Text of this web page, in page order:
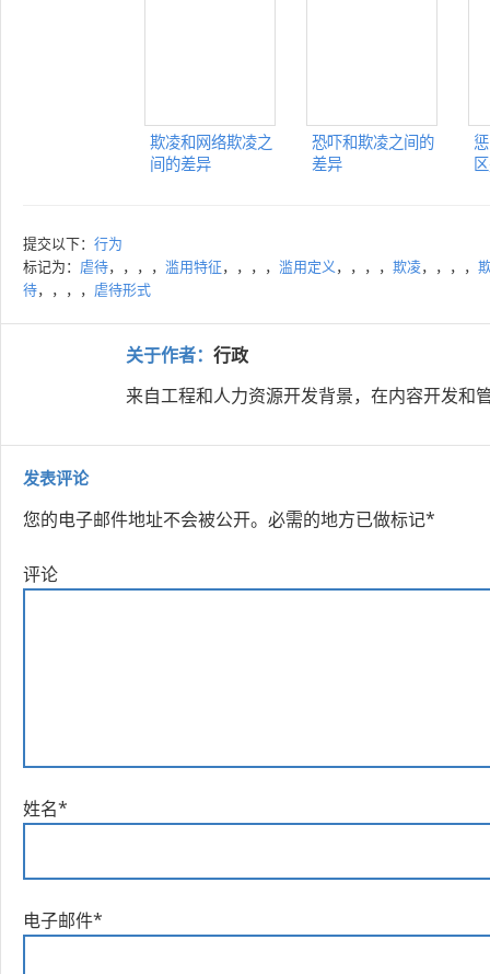
欺凌和网络欺凌之
间的差异
恐吓和欺凌之间的
差异
提交以下： 行为
标记为： 虐待，，，， 滥用特征，，，， 滥用定义，，，， 欺凌，，，，
待，，，， 虐待形式
关于作者： 行政
来自工程和人力资源开发背景，在内容开发和
发表评论
您的电子邮件地址不会被公开。 必需的地方已做标记*
评论
姓名*
电子邮件*